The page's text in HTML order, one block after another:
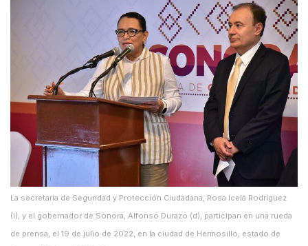
La secretaria de Seguridad y Protección Ciudadana, Rosa Icela Rodríguez
(i), y el gobernador de Sonora, Alfonso Durazo (d), participan en una rueda
de prensa, el 19 de julio de 2022, en la ciudad de Hermosillo, estado de